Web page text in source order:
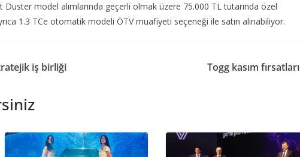
model alımlarında geçerli olmak üzere 75.000 TL tutarında özel
1.3 TCe otomatik modeli ÖTV muafiyeti seçeneği ile satın alınabiliyor.
iş birliği Togg kasım fırsatları